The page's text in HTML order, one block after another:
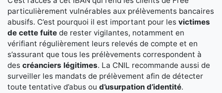
particulièrement vulnérables aux prélèvements bancaires
abusifs. C’est pourquoi il est important pour les victimes
de cette fuite de rester vigilantes, notamment en
vérifiant régulièrement leurs relevés de compte et en
s’assurant que tous les prélèvements correspondent à
des créanciers légitimes. La CNIL recommande aussi de
surveiller les mandats de prélèvement afin de détecter
toute tentative d’abus ou d’usurpation d’identité.